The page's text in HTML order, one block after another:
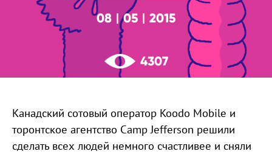
08 05 2015
4307
Канадский сотовый оператор Koodo Mobile и
торонтское агентство Camp Jefferson решили
сделать всех людей немного счастливее и сняли